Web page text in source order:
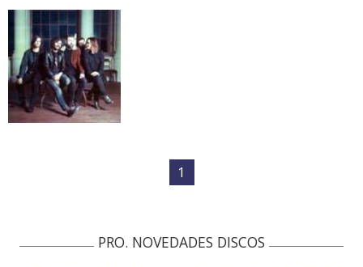
1
PRO. NOVEDADES DISCOS